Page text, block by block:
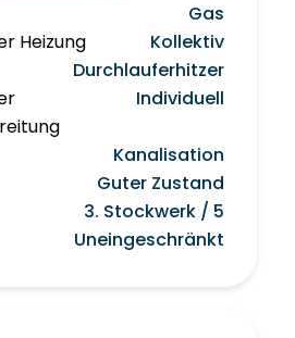
Gas
Heizung
Kollektiv
Durchlauferhitzer
Individuell
Kanalisation
Guter Zustand
3. Stockwerk / 5
Uneingeschränkt